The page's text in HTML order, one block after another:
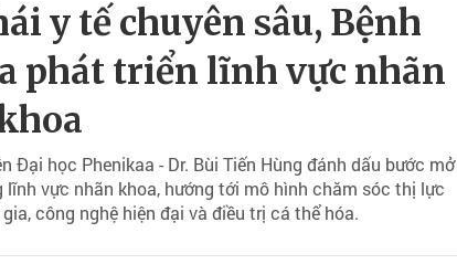
y tế chuyên sâu, Bệnh
phát triển lĩnh vực nhãn
Đại học Phenikaa - Dr. Bùi Tiến Hùng đánh dấu bước mở
vực nhãn khoa, hướng tới mô hình chăm sóc thị lực
công nghệ hiện đại và điều trị cá thể hóa.